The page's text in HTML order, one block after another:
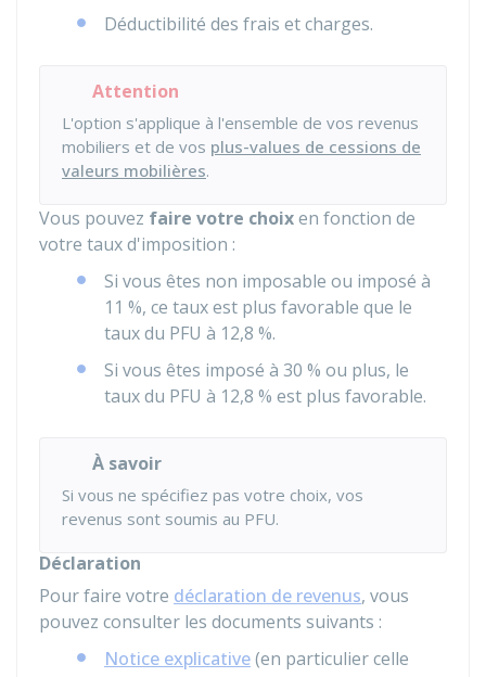
Déductibilité des frais et charges.
Attention
L'option s'applique à l'ensemble de vos revenus
mobiliers et de vos plus-values de cessions de
valeurs mobilières.
Vous pouvez faire votre choixen fonction de
votre taux d'imposition :
Si vous êtes non imposable ou imposé à
11 %, ce taux est plus favorable que le
taux du PFU à 12,8 %.
Si vous êtes imposé à 30 % ou plus, le
taux du PFU à 12,8 % est plus favorable.
À savoir
Si vous ne spécifiez pas votre choix, vos
revenus sont soumis au PFU.
Déclaration
Pour faire votre déclaration de revenus, vous
pouvez consulter les documents suivants :
Notice explicative(en particulier celle